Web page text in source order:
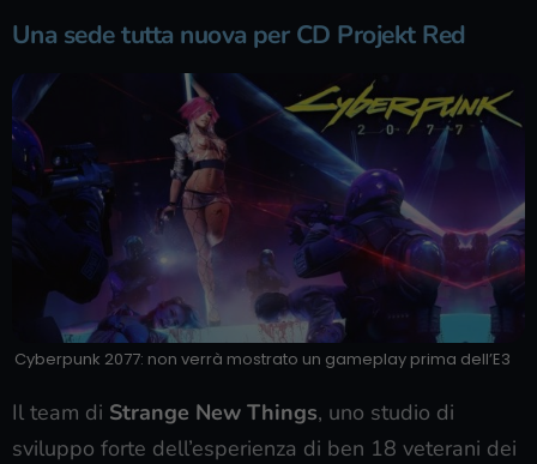
Una sede tutta nuova per CD Projekt Red
Cyberpunk 2077: non verrà mostrato un gameplay prima dell’E3
Il team di Strange New Things, uno studio di
sviluppo forte dell’esperienza di ben 18 veterani dei